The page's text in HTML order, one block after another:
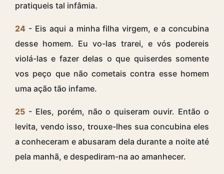
pratiqueis tal infâmia.
24 - Eis aqui a minha filha virgem, e a concubina
desse homem. Eu vo-las trarei, e vós podereis
violá-las e fazer delas o que quiserdes somente
vos peço que não cometais contra esse homem
uma ação tão infame.
25 - Eles, porém, não o quiseram ouvir. Então o
levita, vendo isso, trouxe-lhes sua concubina eles
a conheceram e abusaram dela durante a noite até
pela manhã, e despediram-na ao amanhecer.